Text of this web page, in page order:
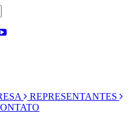
REPRESENTANTES